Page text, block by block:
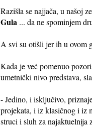
Razišla se najjača, u našoj
Gula ... da ne spominjem
A svi su otišli jer ih u ovom
Kada je već pomenuo
umetnički nivo predstava,
- Jedino, i isključivo,
projekata, i iz klasičnog i iz
struci i sluh za najaktuelnija